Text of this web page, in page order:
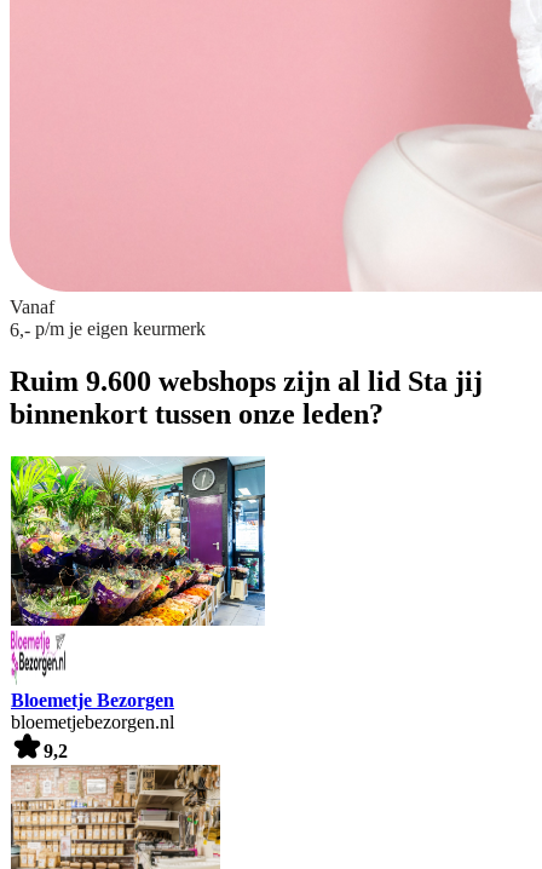
Vanaf
6,- p/m je eigen keurmerk
Ruim 9.600 webshops zijn al lid Sta jij
binnenkort tussen onze leden?
Bloemetje Bezorgen
bloemetjebezorgen.nl
9,2